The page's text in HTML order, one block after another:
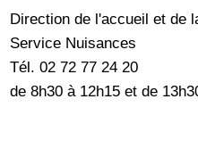
Direction de l'accueil et de
Service Nuisances
Tél. 02 72 77 24 20
de 8h30 à 12h15 et de